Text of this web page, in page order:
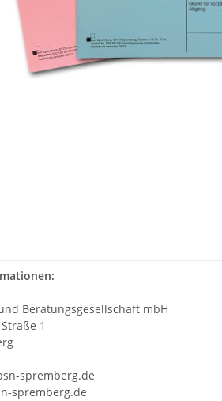
Beratungsgesellschaft mbH
1
spremberg.de
spremberg.de